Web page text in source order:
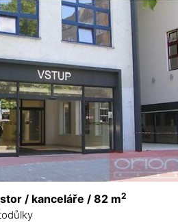
/ kanceláře / 82 m2